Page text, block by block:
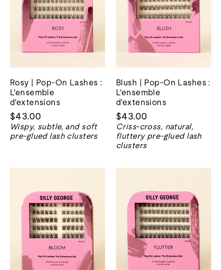
Rosy | Pop-On Lashes :
L'ensemble
d'extensions
$43.00
Wispy, subtle, and soft
pre-glued lash clusters
Blush | Pop-On Lashes :
L'ensemble
d'extensions
$43.00
Criss-cross, natural,
fluttery pre-glued lash
clusters